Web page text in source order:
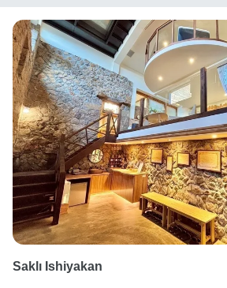
Saklı Ishiyakan